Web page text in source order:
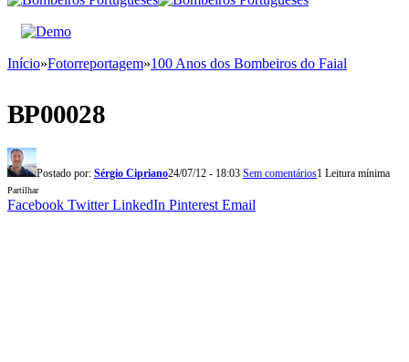
Início»Fotorreportagem»100 Anos dos Bombeiros do Faial
BP00028
Postado por: Sérgio Cipriano24/07/12 - 18:03 Sem comentários1 Leitura mínima
Partilhar
Facebook Twitter LinkedIn Pinterest Email